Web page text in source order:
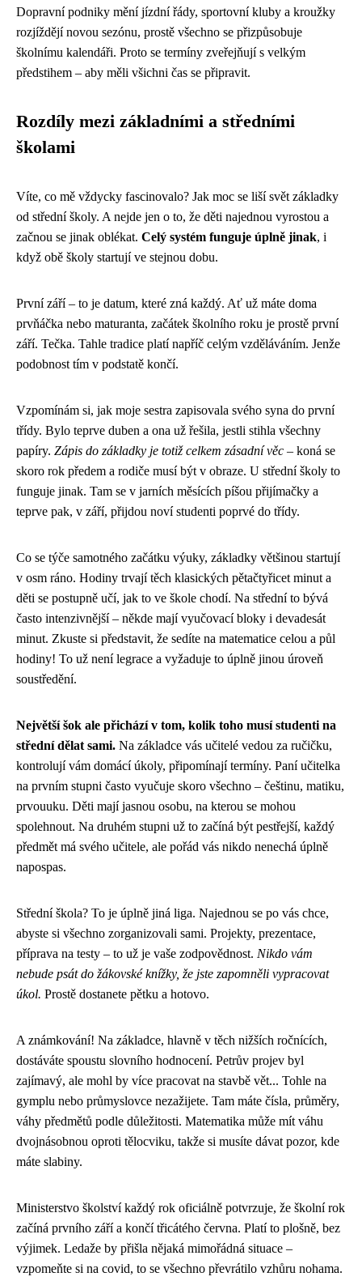
Dopravní podniky mění jízdní řády, sportovní kluby a kroužky
rozjíždějí novou sezónu, prostě všechno se přizpůsobuje
školnímu kalendáři. Proto se termíny zveřejňují s velkým
předstihem – aby měli všichni čas se připravit.
Rozdíly mezi základními a středními
školami
Víte, co mě vždycky fascinovalo? Jak moc se liší svět základky
od střední školy. A nejde jen o to, že děti najednou vyrostou a
začnou se jinak oblékat. Celý systém funguje úplně jinak, i
když obě školy startují ve stejnou dobu.
První září – to je datum, které zná každý. Ať už máte doma
prvňáčka nebo maturanta, začátek školního roku je prostě první
září. Tečka. Tahle tradice platí napříč celým vzděláváním. Jenže
podobnost tím v podstatě končí.
Vzpomínám si, jak moje sestra zapisovala svého syna do první
třídy. Bylo teprve duben a ona už řešila, jestli stihla všechny
papíry. Zápis do základky je totiž celkem zásadní věc – koná se
skoro rok předem a rodiče musí být v obraze. U střední školy to
funguje jinak. Tam se v jarních měsících píšou přijímačky a
teprve pak, v září, přijdou noví studenti poprvé do třídy.
Co se týče samotného začátku výuky, základky většinou startují
v osm ráno. Hodiny trvají těch klasických pětačtyřicet minut a
děti se postupně učí, jak to ve škole chodí. Na střední to bývá
často intenzivnější – někde mají vyučovací bloky i devadesát
minut. Zkuste si představit, že sedíte na matematice celou a půl
hodiny! To už není legrace a vyžaduje to úplně jinou úroveň
soustředění.
Největší šok ale přichází v tom, kolik toho musí studenti na
střední dělat sami. Na základce vás učitelé vedou za ručičku,
kontrolují vám domácí úkoly, připomínají termíny. Paní učitelka
na prvním stupni často vyučuje skoro všechno – češtinu, matiku,
prvouuku. Děti mají jasnou osobu, na kterou se mohou
spolehnout. Na druhém stupni už to začíná být pestřejší, každý
předmět má svého učitele, ale pořád vás nikdo nenechá úplně
napospas.
Střední škola? To je úplně jiná liga. Najednou se po vás chce,
abyste si všechno zorganizovali sami. Projekty, prezentace,
příprava na testy – to už je vaše zodpovědnost. Nikdo vám
nebude psát do žákovské knížky, že jste zapomněli vypracovat
úkol. Prostě dostanete pětku a hotovo.
A známkování! Na základce, hlavně v těch nižších ročnících,
dostáváte spoustu slovního hodnocení. Petrův projev byl
zajímavý, ale mohl by více pracovat na stavbě vět... Tohle na
gymplu nebo průmyslovce nezažijete. Tam máte čísla, průměry,
váhy předmětů podle důležitosti. Matematika může mít váhu
dvojnásobnou oproti tělocviku, takže si musíte dávat pozor, kde
máte slabiny.
Ministerstvo školství každý rok oficiálně potvrzuje, že školní rok
začíná prvního září a končí třicátého června. Platí to plošně, bez
výjimek. Ledaže by přišla nějaká mimořádná situace –
vzpomeňte si na covid, to se všechno převrátilo vzhůru nohama.